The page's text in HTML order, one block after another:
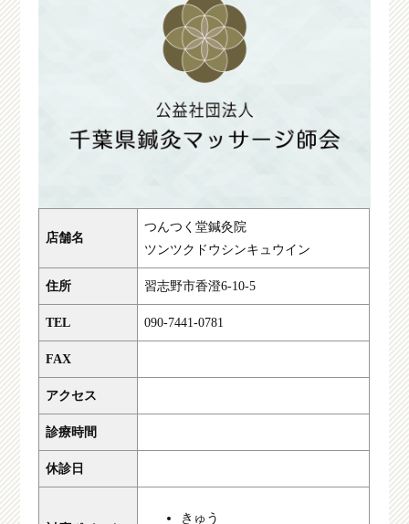
店舗名
つんつく堂鍼灸院
ツンツクドウシンキュウイン
住所 習志野市香澄6-10-5
TEL 090-7441-0781
FAX
アクセス
診療時間
休診日
きゅう